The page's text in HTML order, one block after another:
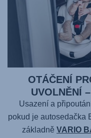
OTÁČENÍ
UVOLNĚNÍ
Usazení a
pokud je autosedačka
základně VARIO